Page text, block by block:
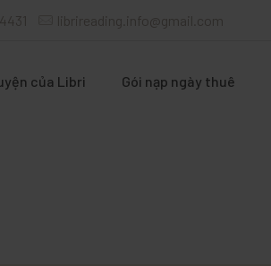
librireading.info@gmail.com
của Libri Gói nạp ngày thuê